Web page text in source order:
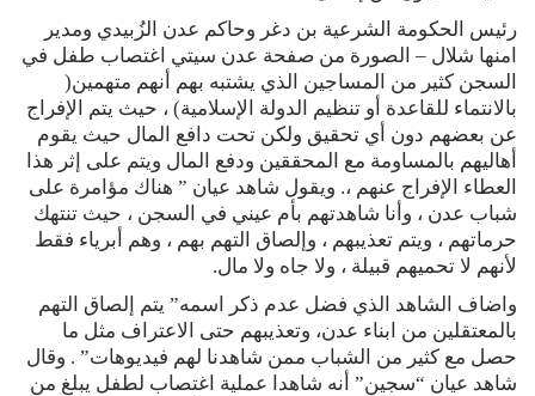
رئيس الحكومة الشرعية بن دغر وحاكم عدن الزُبيدي ومدير
امنها شلال – الصورة من صفحة عدن سيتي اغتصاب طفل في
السجن كثير من المساجين الذي يشتبه بهم أنهم متهمين(
بالانتماء للقاعدة أو تنظيم الدولة الإسلامية) ، حيث يتم الإفراج
عن بعضهم دون أي تحقيق ولكن تحت دافع المال حيث يقوم
أهاليهم بالمساومة مع المحققين ودفع المال ويتم على إثر هذا
العطاء الإفراج عنهم ،. ويقول شاهد عيان ” هناك مؤامرة على
شباب عدن ، وأنا شاهدتهم بأم عيني في السجن ، حيث تنتهك
حرماتهم ، ويتم تعذيبهم ، وإلصاق التهم بهم ، وهم أبرياء فقط
لأنهم لا تحميهم قبيلة ، ولا جاه ولا مال.
واضاف الشاهد الذي فضل عدم ذكر اسمه” يتم إلصاق التهم
بالمعتقلين من ابناء عدن، وتعذيبهم حتى الاعتراف مثل ما
حصل مع كثير من الشباب ممن شاهدنا لهم فيديوهات” . وقال
شاهد عيان “سجين” أنه شاهدا عملية اغتصاب لطفل يبلغ من